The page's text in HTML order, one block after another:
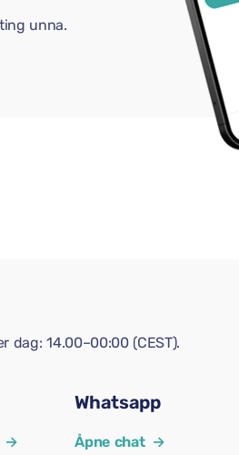
unna.
dag: 14.00–00:00 (CEST).
→
Whatsapp
Åpne chat →